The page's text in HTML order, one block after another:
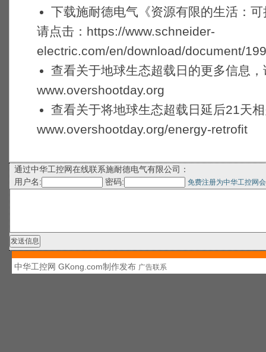
下载施耐德电气《资源有限的生活：
请点击：https://www.schneider-
electric.com/en/download/document/
查看关于地球生态超载日的更多信息
www.overshootday.org
查看关于将地球生态超载日延后21天
www.overshootday.org/energy-retrofit
通过中华工控网在线联系施耐德电气有限公司：
用户名:
密码: 免费注册为中华工控网
中华工控网 GKong.com制作发布 广告联系